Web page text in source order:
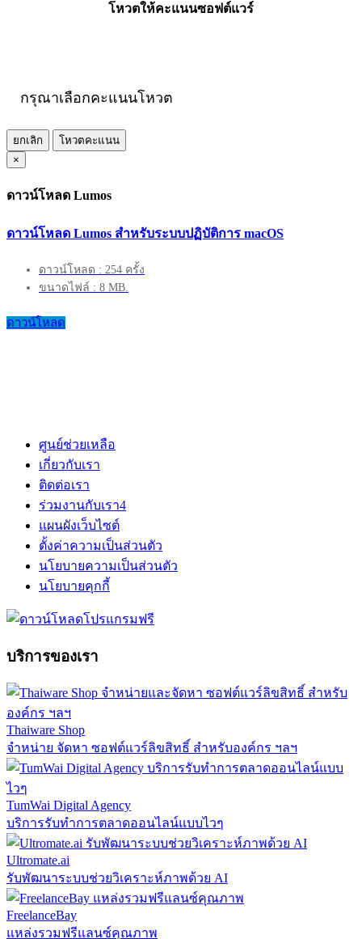
โหวตให้คะแนนซอฟต์แวร์
กรุณาเลือกคะแนนโหวต
ยกเลิก
โหวตคะแนน
×
ดาวน์โหลด Lumos
ดาวน์โหลด Lumos สำหรับระบบปฏิบัติการ macOS
ดาวน์โหลด : 254 ครั้ง
ขนาดไฟล์ : 8 MB.
ดาวน์โหลด
ศูนย์ช่วยเหลือ
เกี่ยวกับเรา
ติดต่อเรา
ร่วมงานกับเรา4
แผนผังเว็บไซต์
ตั้งค่าความเป็นส่วนตัว
นโยบายความเป็นส่วนตัว
นโยบายคุกกี้
บริการของเรา
Thaiware Shop
จำหน่าย จัดหา ซอฟต์แวร์ลิขสิทธิ์ สำหรับองค์กร ฯลฯ
TumWai Digital Agency
บริการรับทำการตลาดออนไลน์แบบไวๆ
Ultromate.ai
รับพัฒนาระบบช่วยวิเคราะห์ภาพด้วย AI
FreelanceBay
แหล่งรวมฟรีแลนซ์คุณภาพ